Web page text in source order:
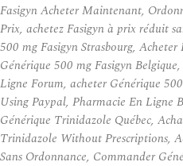
Fasigyn Acheter Maintenant,
Prix, achetez Fasigyn à prix réduit
500 mg Fasigyn Strasbourg,
Générique 500 mg Fasigyn
Ligne Forum, acheter Générique
Using Paypal, Pharmacie En Ligne
Générique Trinidazole Québec,
Trinidazole Without Prescriptions,
Sans Ordonnance, Commander